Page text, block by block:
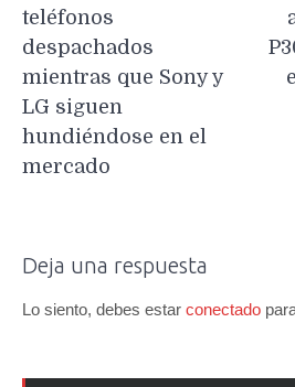
teléfonos
despachados
mientras que Sony y
LG siguen
hundiéndose en el
mercado
Deja una respuesta
Lo siento, debes estar conectado